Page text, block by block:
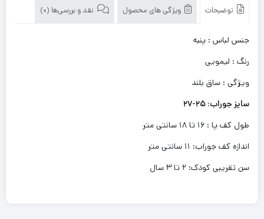
توضیحات ویژگی های محصول نقد و بررسی‌ها (0)
جنس لباس : پنبه
رنگ : لیمویی
ویژگی : ساق بلند
سایز جوراب: 25-27
طول کف پا : 16 تا 18 سانتی متر
اندازه کف جوراب: 11 سانتی متر
سن تقریبی کودک: 2 تا 3 سال